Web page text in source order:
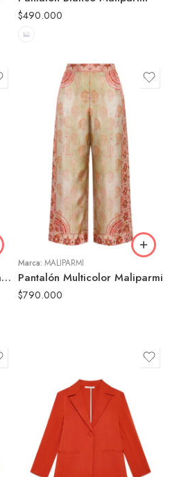
$490.000
Sandalias Multicolor Maliparmi
Marca: MALIPARMI
Pantalón Multicolor Maliparmi
$790.000